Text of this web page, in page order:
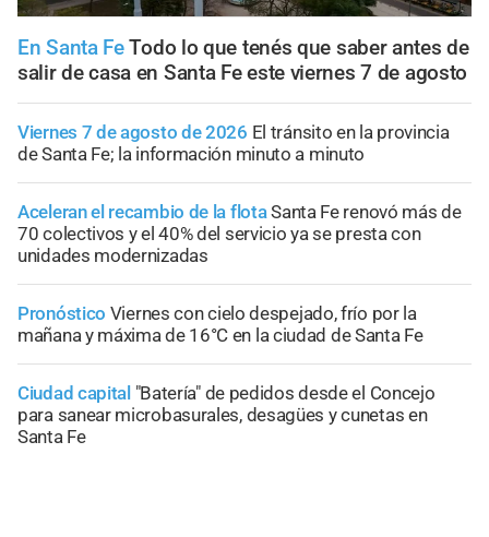
En Santa FeTodo lo que tenés que saber antes de
salir de casa en Santa Fe este viernes 7 de agosto
Viernes 7 de agosto de 2026 El tránsito en la provincia
de Santa Fe; la información minuto a minuto
Aceleran el recambio de la flotaSanta Fe renovó más de
70 colectivos y el 40% del servicio ya se presta con
unidades modernizadas
Pronóstico Viernes con cielo despejado, frío por la
mañana y máxima de 16°C en la ciudad de Santa Fe
Ciudad capital "Batería" de pedidos desde el Concejo
para sanear microbasurales, desagües y cunetas en
Santa Fe